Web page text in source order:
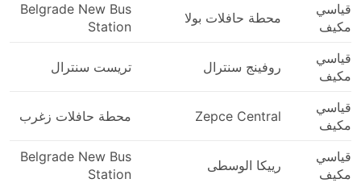
قياسي
مكيف
محطة حافلات بولا
Belgrade New Bus
Station
قياسي
مكيف
روفينج سنترال تريست سنترال
قياسي
مكيف
Zepce Central محطة حافلات زغرب
قياسي
مكيف
رييكا الوسطى
Belgrade New Bus
Station